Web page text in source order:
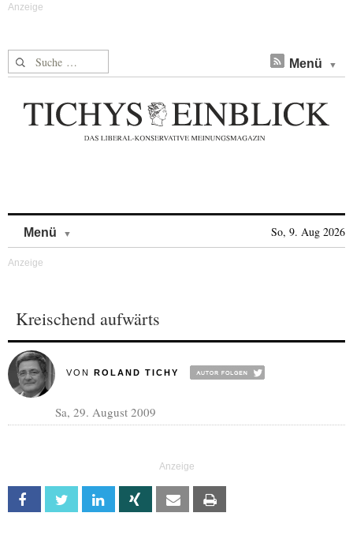
Suche nach: Menü
Menü So, 9. Aug 2026
Kreischend aufwärts
VON ROLAND TICHY
Sa, 29. August 2009
Facebook Twitter Linkedin Xing Email